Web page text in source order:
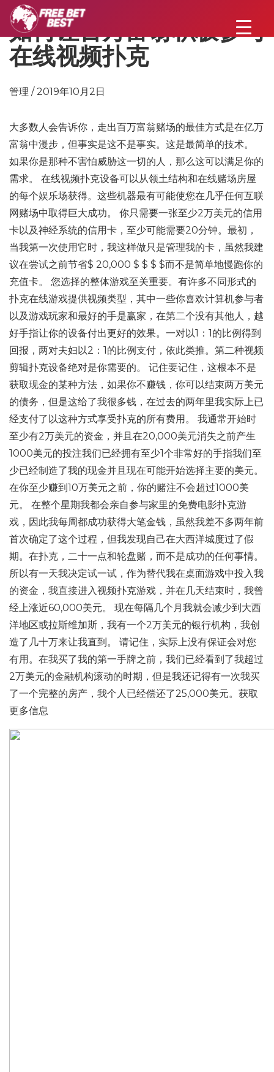
如何让百万富翁积极参与
在线视频扑克
管理 / 2019年10月2日
大多数人会告诉你，走出百万富翁赌场的最佳方式是在亿万
富翁中漫步，但事实是这不是事实。这是最简单的技术。
如果你是那种不害怕威胁这一切的人，那么这可以满足你的
需求。 在线视频扑克设备可以从领土结构和在线赌场房屋
的每个娱乐场获得。这些机器最有可能使您在几乎任何互联
网赌场中取得巨大成功。 你只需要一张至少2万美元的信用
卡以及神经系统的信用卡，至少可能需要20分钟。最初，
当我第一次使用它时，我这样做只是管理我的卡，虽然我建
议在尝试之前节省$ 20,000 $ $ $ $而不是简单地慢跑你的
充值卡。 您选择的整体游戏至关重要。有许多不同形式的
扑克在线游戏提供视频类型，其中一些你喜欢计算机参与者
以及游戏玩家和最好的手是赢家，在第二个没有其他人，越
好手指让你的设备付出更好的效果。一对以1：1的比例得到
回报，两对夫妇以2：1的比例支付，依此类推。第二种视频
剪辑扑克设备绝对是你需要的。 记住要记住，这根本不是
获取现金的某种方法，如果你不赚钱，你可以结束两万美元
的债务，但是这给了我很多钱，在过去的两年里我实际上已
经支付了以这种方式享受扑克的所有费用。 我通常开始时
至少有2万美元的资金，并且在20,000美元消失之前产生
1000美元的投注我们已经拥有至少1个非常好的手指我们至
少已经制造了我的现金并且现在可能开始选择主要的美元。
在你至少赚到10万美元之前，你的赌注不会超过1000美
元。 在整个星期我都会亲自参与家里的免费电影扑克游
戏，因此我每周都成功获得大笔金钱，虽然我差不多两年前
首次确定了这个过程，但我发现自己在大西洋城度过了假
期。在扑克，二十一点和轮盘赌，而不是成功的任何事情。
所以有一天我决定试一试，作为替代我在桌面游戏中投入我
的资金，我直接进入视频扑克游戏，并在几天结束时，我曾
经上涨近60,000美元。 现在每隔几个月我就会减少到大西
洋地区或拉斯维加斯，我有一个2万美元的银行机构，我创
造了几十万来让我直到。 请记住，实际上没有保证会对您
有用。在我买了我的第一手牌之前，我们已经看到了我超过
2万美元的金融机构滚动的时期，但是我还记得有一次我买
了一个完整的房产，我个人已经偿还了25,000美元。获取
更多信息